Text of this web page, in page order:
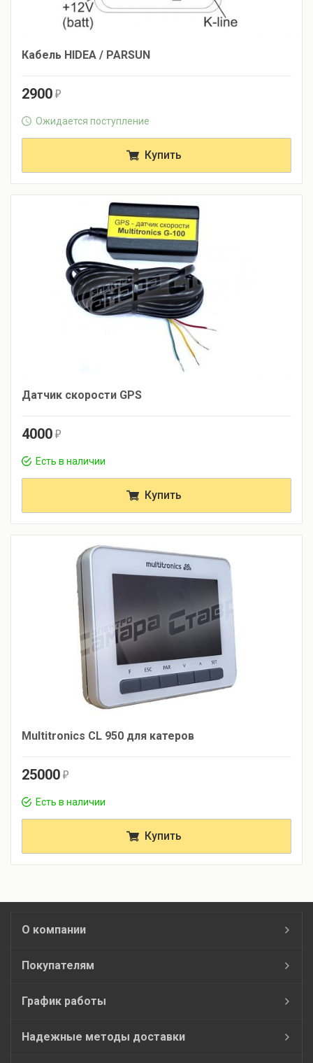
Кабель HIDEA / PARSUN
2900 r
Ожидается поступление
Купить
Датчик скорости GPS
4000 r
Есть в наличии
Купить
Multitronics CL 950 для катеров
25000 r
Есть в наличии
Купить
О компании
Покупателям
График работы
Надежные методы доставки